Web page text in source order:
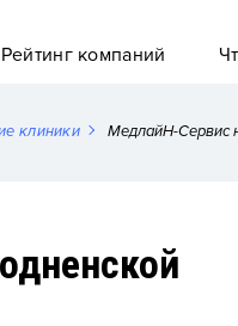
Рейтинг компаний
клиники МедлайН-Сервис